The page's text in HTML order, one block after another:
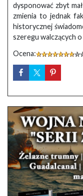
dysponować zbyt
zmienia to jednak
historycznej
szeregu walczących
Ocena: